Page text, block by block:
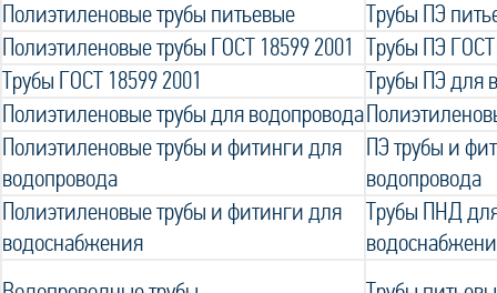
Полиэтиленовые трубы питьевые
Трубы ПЭ
Полиэтиленовые трубы ГОСТ 18599 2001
Трубы ПЭ ГОСТ
Трубы ГОСТ 18599 2001
Трубы ПЭ для
Полиэтиленовые трубы для водопровода
Полиэтиленовые трубы и фитинги для
водопровода
ПЭ трубы и
водопровода
Полиэтиленовые трубы и фитинги для
водоснабжения
Трубы ПНД